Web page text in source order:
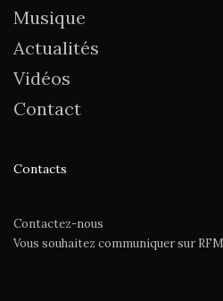
Musique
Actualités
Vidéos
Contact
Contacts
Contactez-nous
Vous souhaitez communiquer sur RFM